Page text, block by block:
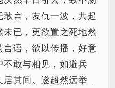
言，友仇一波，共起
已，更欲置之死地然
言语，欲以传播，好意
不敢与相见，如避兵
其间。遂超然远举，